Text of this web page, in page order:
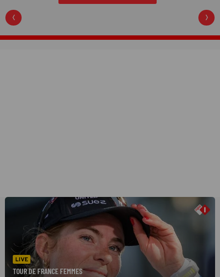
LIVE
TOUR DE FRANCE FEMMES